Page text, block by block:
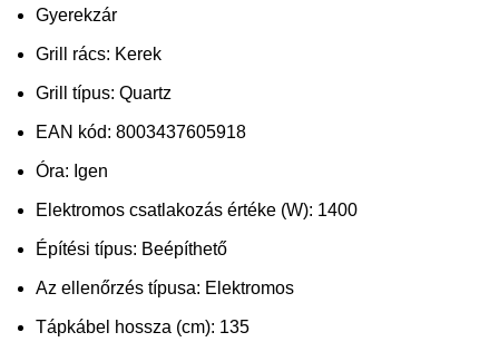
Gyerekzár
Grill rács: Kerek
Grill típus: Quartz
EAN kód: 8003437605918
Óra: Igen
Elektromos csatlakozás értéke (W): 1400
Építési típus: Beépíthető
Az ellenőrzés típusa: Elektromos
Tápkábel hossza (cm): 135